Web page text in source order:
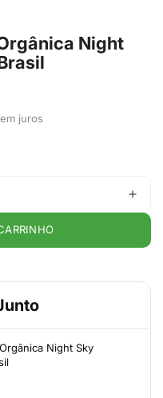
Night
juros
Night Sky